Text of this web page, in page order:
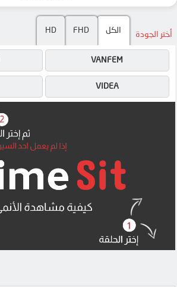
أختر الجودة الكل FHD
HD
VANFEM
VIDEA